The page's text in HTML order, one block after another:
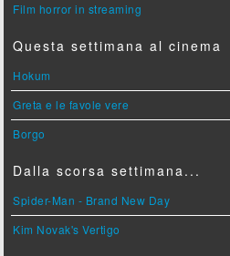
Film horror in streaming
Questa settimana al cinema
Hokum
Greta e le favole vere
Borgo
Dalla scorsa settimana...
Spider-Man - Brand New Day
Kim Novak's Vertigo